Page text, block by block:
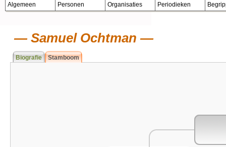
Algemeen Personen Organisaties Periodieken
Samuel Ochtman
Biografie Stamboom